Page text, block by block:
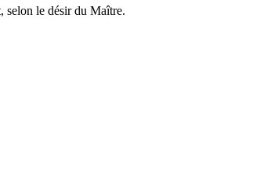
selon le désir du Maître.